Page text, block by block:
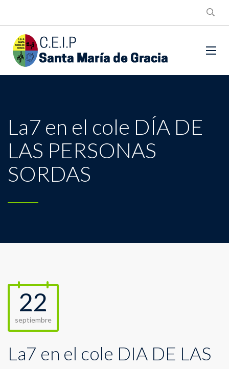
La7 en el cole DÍA DE
LAS PERSONAS
SORDAS
22
septiembre
La7 en el cole DÍA DE LAS